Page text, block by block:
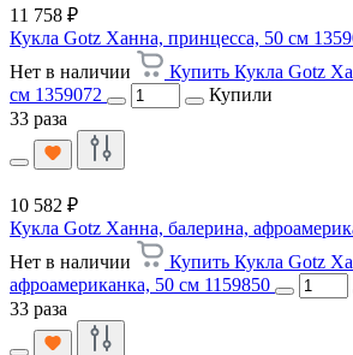
11 758 ₽
Кукла Gotz Ханна, принцесса, 50 см
Нет в наличии
Купить Кукла Gotz
см 1359072
Купили
33 раза
10 582 ₽
Кукла Gotz Ханна, балерина,
Нет в наличии
Купить Кукла Gotz
афроамериканка, 50 см 1159850
33 раза